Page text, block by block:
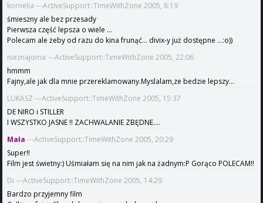
kornelia ---ActiveSupport::TimeWithZone 2005, 8:19
śmieszny ale bez przesady
Pierwsza część lepsza o wiele ...
Polecam ale żeby od razu do kina frunąć... divix-y już dostępne ...:o))
nieznajoma ---ActiveSupport::TimeWithZone 2005, 22:06
hmmm
Fajny,ale jak dla mnie przereklamowany.Myslalam,ze bedzie lepszy...
LUKASZ ---ActiveSupport::TimeWithZone 2005, 15:37
DE NIRO i STILLER
I WSZYSTKO JASNE !! ZACHWALANIE ZBĘDNE....
Mała ---ActiveSupport::TimeWithZone 2005, 20:29
Super!!
Film jest świetny:) Uśmiałam się na nim jak na żadnym:P Gorąco POLECAM!!
Di ---ActiveSupport::TimeWithZone 2005, 14:29
Bardzo przyjemny film